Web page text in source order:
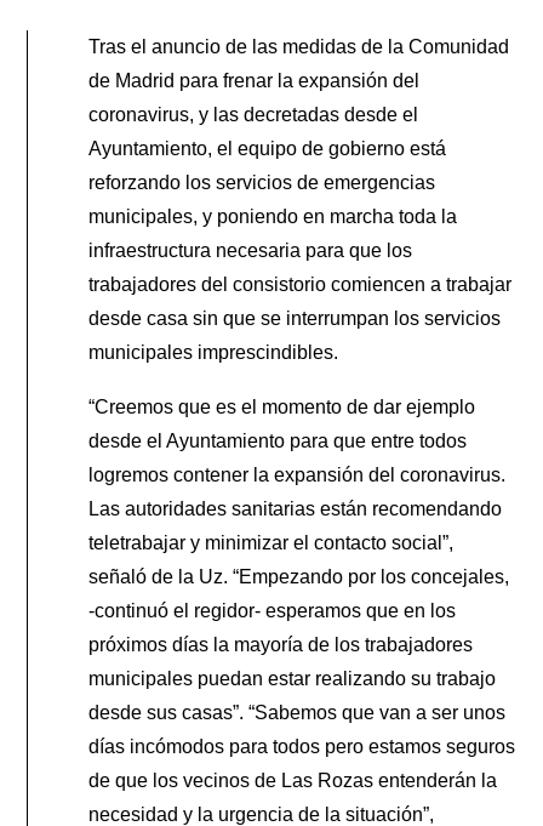
Tras el anuncio de las medidas de la Comunidad
de Madrid para frenar la expansión del
coronavirus, y las decretadas desde el
Ayuntamiento, el equipo de gobierno está
reforzando los servicios de emergencias
municipales, y poniendo en marcha toda la
infraestructura necesaria para que los
trabajadores del consistorio comiencen a trabajar
desde casa sin que se interrumpan los servicios
municipales imprescindibles.
“Creemos que es el momento de dar ejemplo
desde el Ayuntamiento para que entre todos
logremos contener la expansión del coronavirus.
Las autoridades sanitarias están recomendando
teletrabajar y minimizar el contacto social”,
señaló de la Uz. “Empezando por los concejales,
-continuó el regidor- esperamos que en los
próximos días la mayoría de los trabajadores
municipales puedan estar realizando su trabajo
desde sus casas”. “Sabemos que van a ser unos
días incómodos para todos pero estamos seguros
de que los vecinos de Las Rozas entenderán la
necesidad y la urgencia de la situación”,